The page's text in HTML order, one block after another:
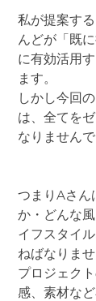
私が提案す
んどが「既
に有効活用
ます。
しかし今回
は、全てを
なりませんで
つまりAさん
か・どんな
イフスタイ
ねばなりませ
プロジェク
感、素材な